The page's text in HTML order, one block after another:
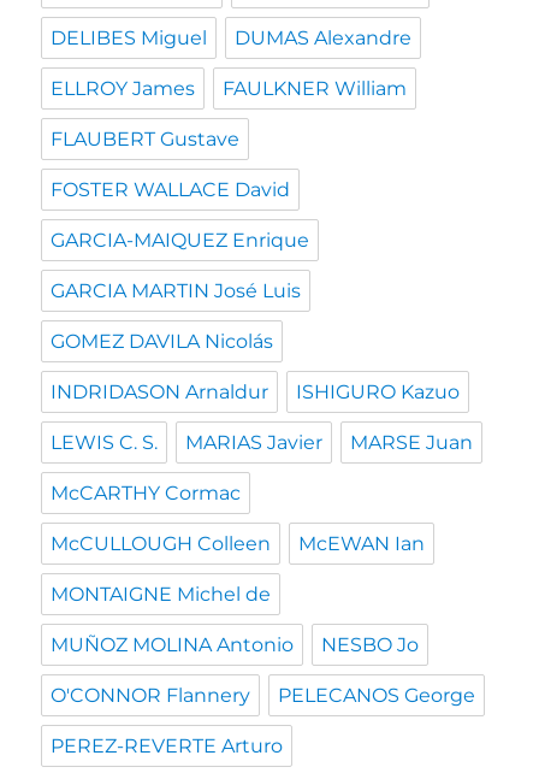
DELIBES Miguel DUMAS Alexandre
ELLROY James FAULKNER William
FLAUBERT Gustave
FOSTER WALLACE David
GARCIA-MAIQUEZ Enrique
GARCIA MARTIN José Luis
GOMEZ DAVILA Nicolás
INDRIDASON Arnaldur ISHIGURO Kazuo
LEWIS C. S. MARIAS Javier MARSE Juan
McCARTHY Cormac
McCULLOUGH Colleen McEWAN Ian
MONTAIGNE Michel de
MUÑOZ MOLINA Antonio NESBO Jo
O'CONNOR Flannery PELECANOS George
PEREZ-REVERTE Arturo